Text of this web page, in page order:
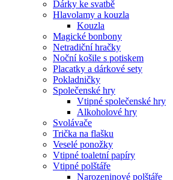
Dárky ke svatbě
Hlavolamy a kouzla
Kouzla
Magické bonbony
Netradiční hračky
Noční košile s potiskem
Placatky a dárkové sety
Pokladničky
Společenské hry
Vtipné společenské hry
Alkoholové hry
Svolávače
Trička na flašku
Veselé ponožky
Vtipné toaletní papíry
Vtipné polštáře
Narozeninové polštáře